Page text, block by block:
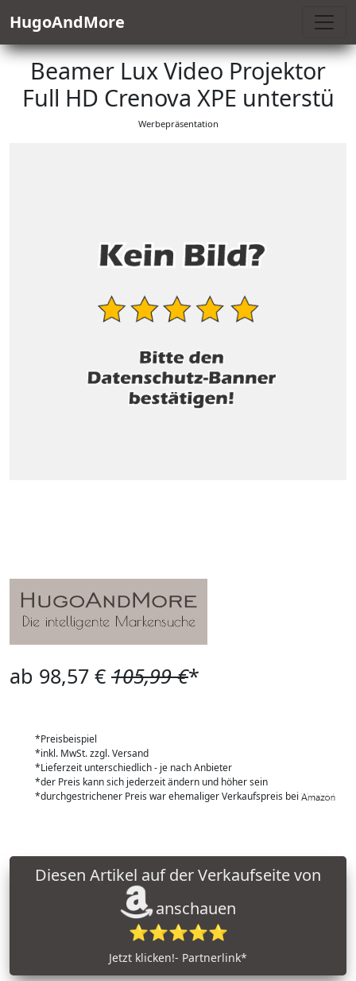
HugoAndMore
Beamer Lux Video Projektor
Full HD Crenova XPE unterstü
Werbepräsentation
ab 98,57 € 105,99 €*
*Preisbeispiel
*inkl. MwSt. zzgl. Versand
*Lieferzeit unterschiedlich - je nach Anbieter
*der Preis kann sich jederzeit ändern und höher sein
*durchgestrichener Preis war ehemaliger Verkaufspreis bei
anschauen
⭐⭐⭐⭐⭐
Jetzt klicken!- Partnerlink*